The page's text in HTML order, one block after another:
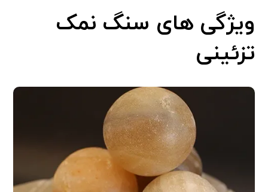
ویژگی های سنگ نمک
تزئینی